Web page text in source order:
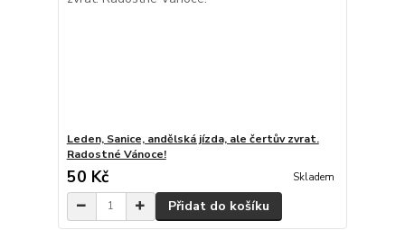
Leden, Sanice, andělská jízda, ale čertův zvrat.
Radostné Vánoce!
50 Kč Skladem
Přidat do košíku